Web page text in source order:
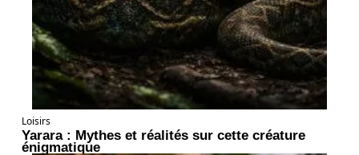
Loisirs
Yarara : Mythes et réalités sur cette créature
énigmatique